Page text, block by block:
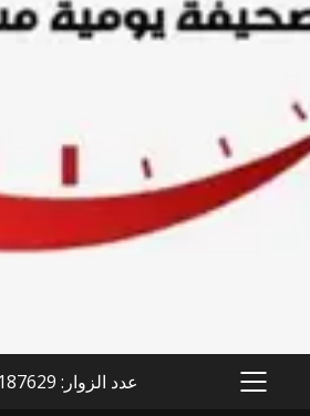
PRIMARY
عدد الزوار: 1187629